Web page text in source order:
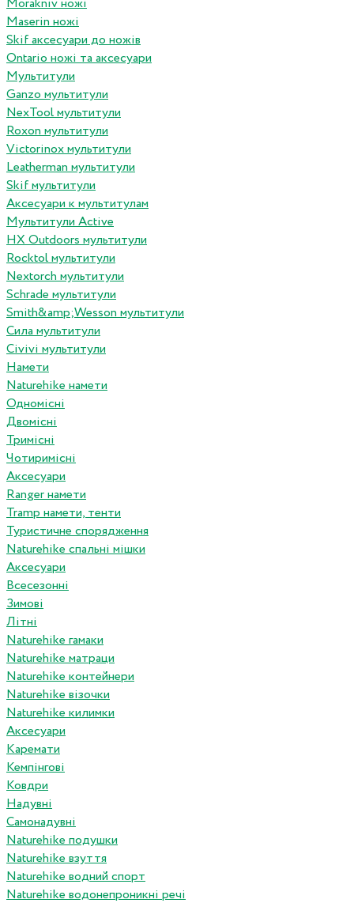
Morakniv ножі
Maserin ножі
Skif аксесуари до ножів
Ontario ножі та аксесуари
Мультитули
Ganzo мультитули
NexTool мультитули
Roxon мультитули
Victorinox мультитули
Leatherman мультитули
Skif мультитули
Аксесуари к мультитулам
Мультитули Active
HX Outdoors мультитули
Rocktol мультитули
Nextorch мультитули
Schrade мультитули
Smith&amp;Wesson мультитули
Сила мультитули
Civivi мультитули
Намети
Naturehike намети
Одномісні
Двомісні
Тримісні
Чотиримісні
Аксесуари
Ranger намети
Tramp намети, тенти
Туристичне спорядження
Naturehike спальні мішки
Аксесуари
Всесезонні
Зимові
Літні
Naturehike гамаки
Naturehike матраци
Naturehike контейнери
Naturehike візочки
Naturehike килимки
Аксесуари
Каремати
Кемпінгові
Ковдри
Надувні
Самонадувні
Naturehike подушки
Naturehike взуття
Naturehike водний спорт
Naturehike водонепроникні речі